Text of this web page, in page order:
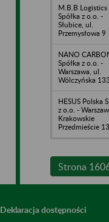
M.B.B Logistics
Spółka z o.o. -
Słubice, ul.
Przemysłowa 9
NANO
Spółka z o.o. -
Warszawa, ul.
Wólczyńska
HESUS Polska
z o.o. -
Krakowskie
Przedmieście 13
Strona
Deklaracja dostępności